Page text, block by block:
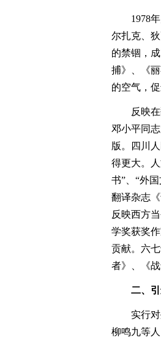
1978
尔扎克、
的禁锢，
捕》、《
的空气，
反映
邓小平同
版。四川
得更大。
书”、“外
翻译杂志
反映西方
学奖获奖
贡献。六
者》、《
二、
实行
柳鸣九等